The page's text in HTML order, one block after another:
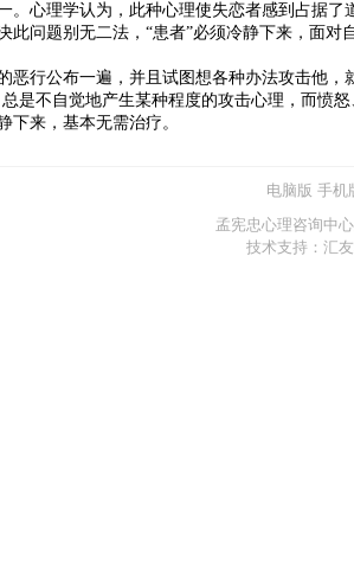
理学认为，此种心理使失恋者感到占据了
问题别无二法，“患者”必须冷静下来，面对
公布一遍，并且试图想各种办法攻击他，
是不自觉地产生某种程度的攻击心理，而愤
下来，基本无需治疗。
电脑版 手机
孟宪忠心理咨询中
技术支持：汇